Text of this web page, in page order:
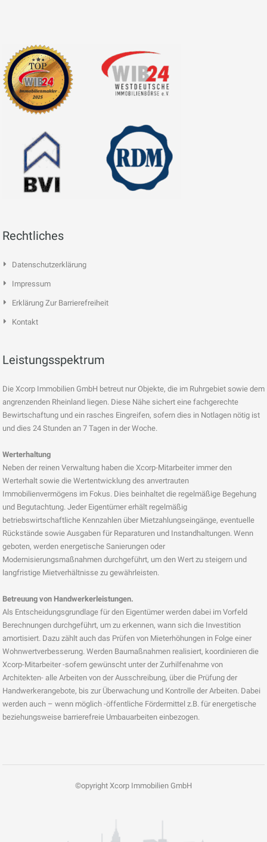
Rechtliches
Datenschutzerklärung
Impressum
Erklärung Zur Barrierefreiheit
Kontakt
Leistungsspektrum
Die Xcorp Immobilien GmbH betreut nur Objekte, die im Ruhrgebiet sowie dem
angrenzenden Rheinland liegen. Diese Nähe sichert eine fachgerechte
Bewirtschaftung und ein rasches Eingreifen, sofern dies in Notlagen nötig ist
und dies 24 Stunden an 7 Tagen in der Woche.
Werterhaltung
Neben der reinen Verwaltung haben die Xcorp-Mitarbeiter immer den
Werterhalt sowie die Wertentwicklung des anvertrauten
Immobilienvermögens im Fokus. Dies beinhaltet die regelmäßige Begehung
und Begutachtung. Jeder Eigentümer erhält regelmäßig
betriebswirtschaftliche Kennzahlen über Mietzahlungseingänge, eventuelle
Rückstände sowie Ausgaben für Reparaturen und Instandhaltungen. Wenn
geboten, werden energetische Sanierungen oder
Modernisierungsmaßnahmen durchgeführt, um den Wert zu steigern und
langfristige Mietverhältnisse zu gewährleisten.
Betreuung von Handwerkerleistungen.
Als Entscheidungsgrundlage für den Eigentümer werden dabei im Vorfeld
Berechnungen durchgeführt, um zu erkennen, wann sich die Investition
amortisiert. Dazu zählt auch das Prüfen von Mieterhöhungen in Folge einer
Wohnwertverbesserung. Werden Baumaßnahmen realisiert, koordinieren die
Xcorp-Mitarbeiter -sofern gewünscht unter der Zurhilfenahme von
Architekten- alle Arbeiten von der Ausschreibung, über die Prüfung der
Handwerkerangebote, bis zur Überwachung und Kontrolle der Arbeiten. Dabei
werden auch – wenn möglich -öffentliche Fördermittel z.B. für energetische
beziehungsweise barrierefreie Umbauarbeiten einbezogen.
©opyright Xcorp Immobilien GmbH